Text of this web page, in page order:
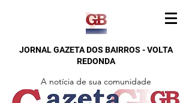
JORNAL GAZETA DOS BAIRROS - VOLTA
REDONDA
A notícia de sua comunidade